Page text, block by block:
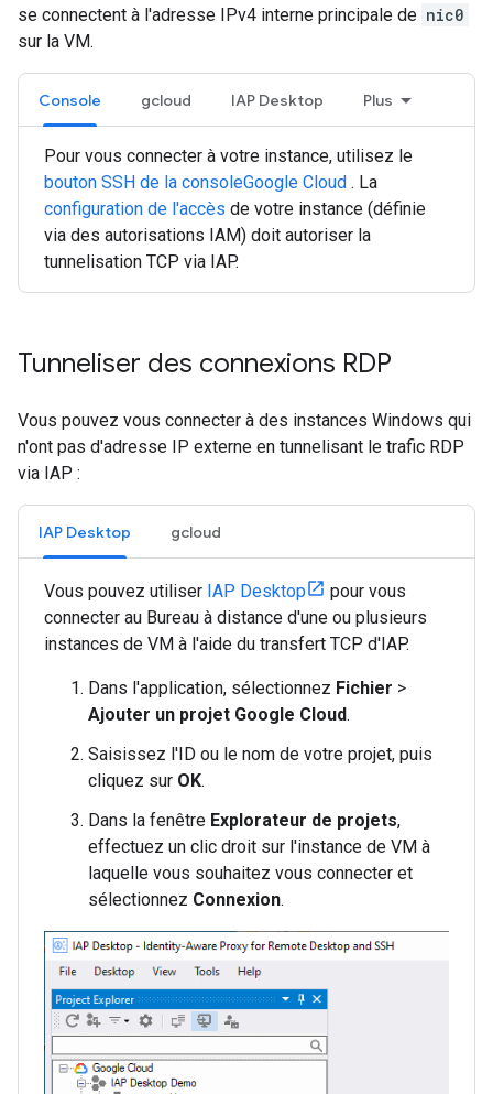
se connectent à l'adresse IPv4 interne principale de nic0
sur la VM.
Console gcloud IAP Desktop Plus
Pour vous connecter à votre instance, utilisez le
bouton SSH de la consoleGoogle Cloud . La
configuration de l'accès de votre instance (définie
via des autorisations IAM) doit autoriser la
tunnelisation TCP via IAP.
Tunneliser des connexions RDP
Vous pouvez vous connecter à des instances Windows qui
n'ont pas d'adresse IP externe en tunnelisant le trafic RDP
via IAP :
IAP Desktop gcloud
Vous pouvez utiliser IAP Desktop
pour vous
connecter au Bureau à distance d'une ou plusieurs
instances de VM à l'aide du transfert TCP d'IAP.
Dans l'application, sélectionnez Fichier >
Ajouter un projet Google Cloud.
Saisissez l'ID ou le nom de votre projet, puis
cliquez sur OK.
Dans la fenêtre Explorateur de projets,
effectuez un clic droit sur l'instance de VM à
laquelle vous souhaitez vous connecter et
sélectionnez Connexion.